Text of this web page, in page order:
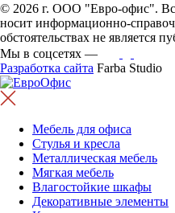
© 2026 г. ООО "Евро-офис".
носит информационно-
обстоятельствах не является
Мы в соцсетях —
Разработка сайта Farba Studio
Мебель для офиса
Стулья и кресла
Металлическая мебель
Мягкая мебель
Влагостойкие шкафы
Декоративные элементы